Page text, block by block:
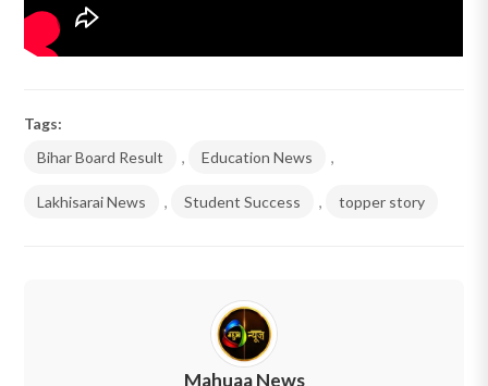
Tags:
Bihar Board Result
, Education News ,
Lakhisarai News , Student Success , topper story
Mahuaa News